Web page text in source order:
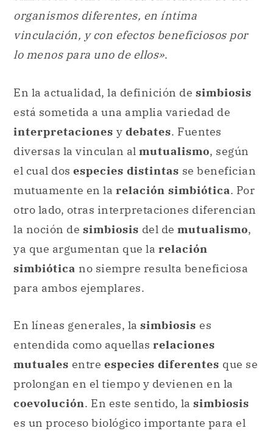
organismos diferentes, en íntima
vinculación, y con efectos beneficiosos por
lo menos para uno de ellos».
En la actualidad, la definición de simbiosis
está sometida a una amplia variedad de
interpretaciones y debates. Fuentes
diversas la vinculan al mutualismo, según
el cual dos especies distintas se benefician
mutuamente en la relación simbiótica. Por
otro lado, otras interpretaciones diferencian
la noción de simbiosis del de mutualismo,
ya que argumentan que la relación
simbiótica no siempre resulta beneficiosa
para ambos ejemplares.
En líneas generales, la simbiosis es
entendida como aquellas relaciones
mutuales entre especies diferentes que se
prolongan en el tiempo y devienen en la
coevolución. En este sentido, la simbiosis
es un proceso biológico importante para el